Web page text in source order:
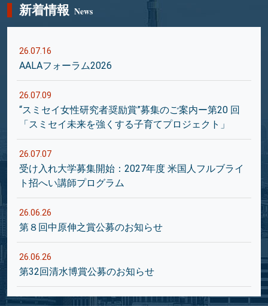
新着情報 News
26.07.16
AALAフォーラム2026
26.07.09
“スミセイ女性研究者奨励賞”募集のご案内ー第20 回
「スミセイ未来を強くする子育てプロジェクト」
26.07.07
受け入れ大学募集開始：2027年度 米国人フルブライ
ト招へい講師プログラム
26.06.26
第８回中原伸之賞公募のお知らせ
26.06.26
第32回清水博賞公募のお知らせ